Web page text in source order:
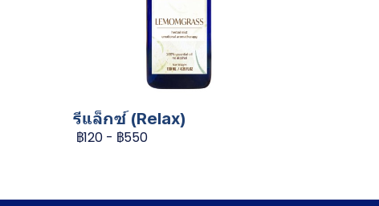
รีแล็กซ์ (Relax)
฿120 - ฿550